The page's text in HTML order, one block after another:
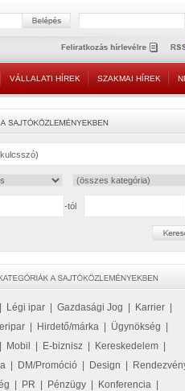
VÁLLALATI HÍREK SZAKMAI HÍREK
-tól
Légi ipar Gazdasági Jog Karrier
Hirdető/márka Ügynökség
Mobil E-biznisz Kereskedelem
DM/Promóció Design
PR Pénzügy Konferencia